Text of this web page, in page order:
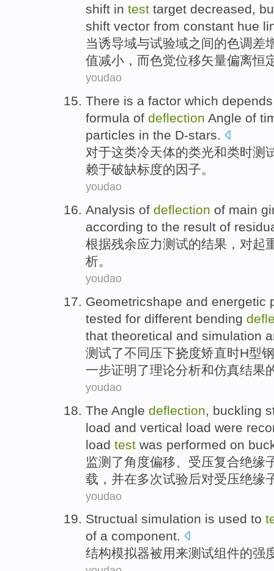
shift in test target decreased,
shift vector from constant hue
当诱导域与试验域之间的色调差
值减小 ， 而色觉位移矢量偏离恒
youdao
There is a factor which
formula of deflection Angle of
particles in the D-stars.
对于这类冷天体的类光和类时测
赖于破缺标度的因子。
youdao
Analysis of deflection of main
according to the result of
根据残余应力测试的结果 ，对起
析。
youdao
Geometricshape and energetic
tested for different bending
that theoretical and simulation
测试了不同 压下挠度矫直时H型钢
一步证明了理论分析和仿真结果
youdao
The Angle deflection buckling
load and vertical load were
load test was performed on
监测 了角度偏移 受压复合绝缘
载，并在多次试验后对受压绝缘
youdao
Structual simulation is used to
of a component.
结构模拟器被用来测试组件的强